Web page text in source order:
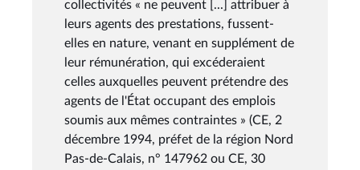
collectivités « ne peuvent [...] attribuer à
leurs agents des prestations, fussent-
elles en nature, venant en supplément de
leur rémunération, qui excéderaient
celles auxquelles peuvent prétendre des
agents de l'État occupant des emplois
soumis aux mêmes contraintes » (CE, 2
décembre 1994, préfet de la région Nord
Pas-de-Calais, n° 147962 ou CE, 30